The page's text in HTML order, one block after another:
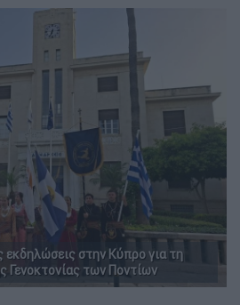
εκδηλώσεις στην Κύπρο για τη
Γενοκτονίας των Ποντίων